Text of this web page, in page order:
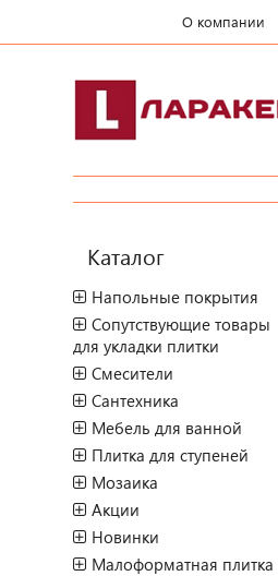
О компании
Каталог
Напольные покрытия
Сопутствующие товары
для укладки плитки
Смесители
Сантехника
Мебель для ванной
Плитка для ступеней
Мозаика
Акции
Новинки
Малоформатная плитка